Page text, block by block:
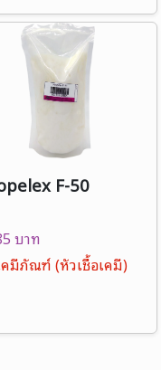
F-50
บาท
คมีภัณฑ์ (หัวเชื้อเคมี)